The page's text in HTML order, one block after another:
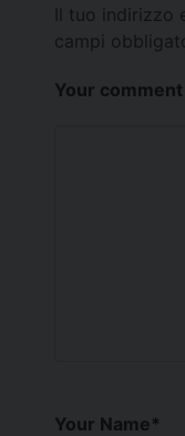
Il tuo indirizzo
campi
Your comment
Your Name*